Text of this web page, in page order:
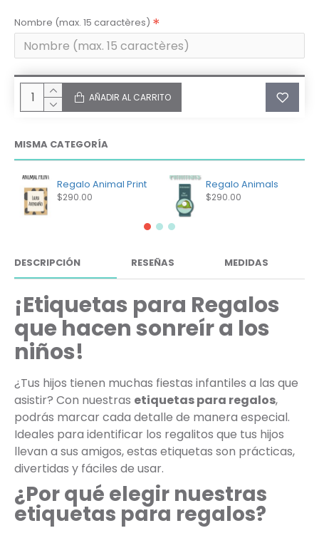
Nombre (max. 15 caractères)
AÑADIR AL CARRITO
MISMA CATEGORÍA
Regalo Animal Print
$290.00
Regalo Animals
$290.00
DESCRIPCIÓN RESEÑAS MEDIDAS
¡Etiquetas para Regalos
que hacen sonreír a los
niños!
¿Tus hijos tienen muchas fiestas infantiles a las que
asistir? Con nuestras etiquetas para regalos,
podrás marcar cada detalle de manera especial.
Ideales para identificar los regalitos que tus hijos
llevan a sus amigos, estas etiquetas son prácticas,
divertidas y fáciles de usar.
¿Por qué elegir nuestras
etiquetas para regalos?